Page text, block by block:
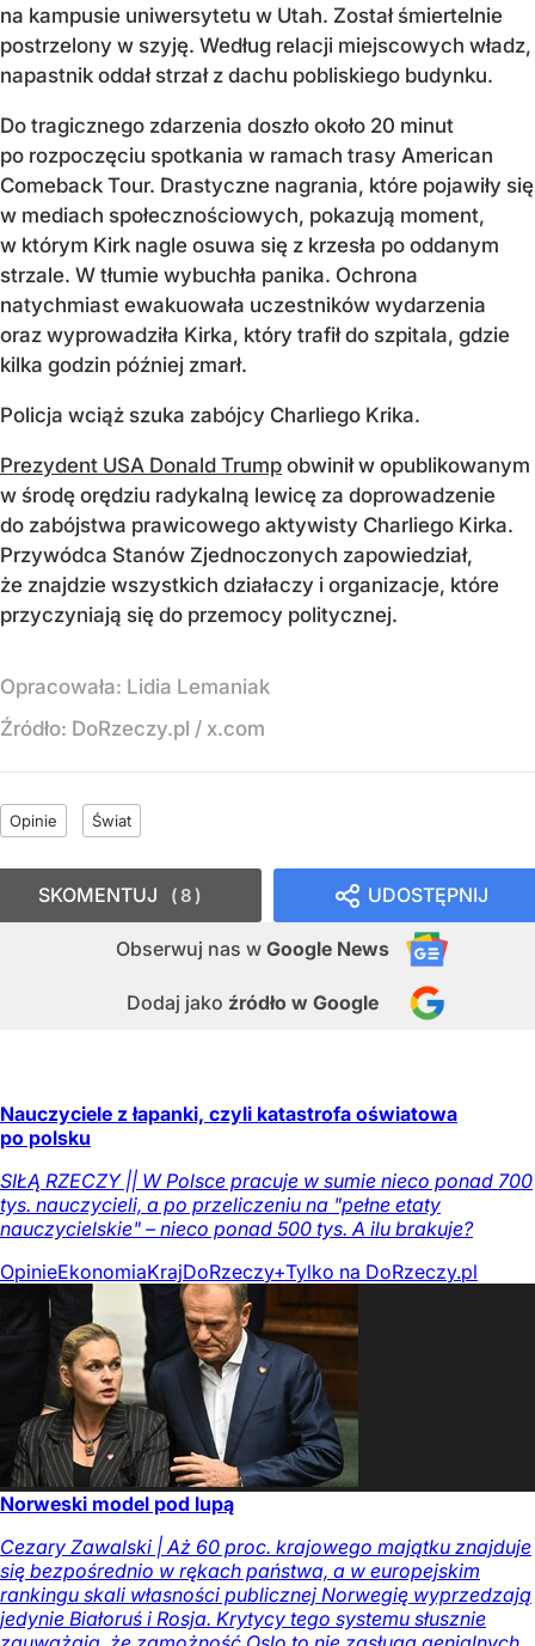
na kampusie uniwersytetu w Utah. Został śmiertelnie
postrzelony w szyję. Według relacji miejscowych władz,
napastnik oddał strzał z dachu pobliskiego budynku.
Do tragicznego zdarzenia doszło około 20 minut
po rozpoczęciu spotkania w ramach trasy American
Comeback Tour. Drastyczne nagrania, które pojawiły się
w mediach społecznościowych, pokazują moment,
w którym Kirk nagle osuwa się z krzesła po oddanym
strzale. W tłumie wybuchła panika. Ochrona
natychmiast ewakuowała uczestników wydarzenia
oraz wyprowadziła Kirka, który trafił do szpitala, gdzie
kilka godzin później zmarł.
Policja wciąż szuka zabójcy Charliego Krika.
Prezydent USA Donald Trump obwinił w opublikowanym
w środę orędziu radykalną lewicę za doprowadzenie
do zabójstwa prawicowego aktywisty Charliego Kirka.
Przywódca Stanów Zjednoczonych zapowiedział,
że znajdzie wszystkich działaczy i organizacje, które
przyczyniają się do przemocy politycznej.
Opracowała: Lidia Lemaniak
Źródło: DoRzeczy.pl / x.com
Opinie Świat
UDOSTĘPNIJ
Obserwuj nas w Google News
Dodaj jako źródło w Google
SKOMENTUJ 8
Nauczyciele z łapanki, czyli katastrofa oświatowa
po polsku
SIŁĄ RZECZY || W Polsce pracuje w sumie nieco ponad 700
tys. nauczycieli, a po przeliczeniu na "pełne etaty
nauczycielskie" – nieco ponad 500 tys. A ilu brakuje?
OpinieEkonomiaKrajDoRzeczy+Tylko na DoRzeczy.pl
Norweski model pod lupą
Cezary Zawalski | Aż 60 proc. krajowego majątku znajduje
się bezpośrednio w rękach państwa, a w europejskim
rankingu skali własności publicznej Norwegię wyprzedzają
jedynie Białoruś i Rosja. Krytycy tego systemu słusznie